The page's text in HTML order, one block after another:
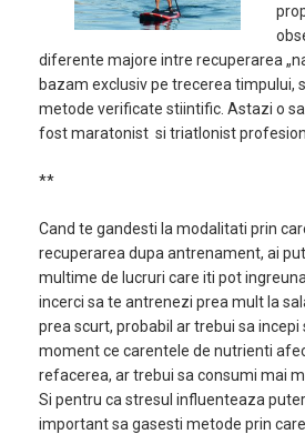
diferente majore intre recuperarea
bazam exclusiv pe trecerea timpului,
metode verificate stiintific. Astazi o
fost maratonist si triatlonist
**
Cand te gandesti la modalitati prin
recuperarea dupa antrenament, ai
multime de lucruri care iti pot
incerci sa te antrenezi prea mult la
prea scurt, probabil ar trebui sa incepi
moment ce carentele de nutrienti
refacerea, ar trebui sa consumi mai
Si pentru ca stresul influenteaza
important sa gasesti metode prin